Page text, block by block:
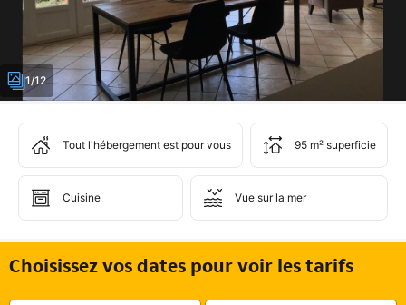
1/12
Tout l'hébergement est pour vous 95 m² superficie
Cuisine Vue sur la mer
Choisissez vos dates pour voir les tarifs